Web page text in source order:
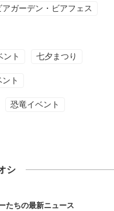
アガーデン・ビアフェス
ント 七夕まつり
ト
恐竜イベント
シ
たちの最新ニュース